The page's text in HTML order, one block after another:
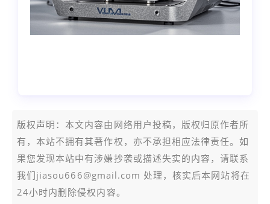
版权声明：本文内容由网络用户投稿，版权归原作者所
有，本站不拥有其著作权，亦不承担相应法律责任。如
果您发现本站中有涉嫌抄袭或描述失实的内容，请联系
我们jiasou666@gmail.com 处理，核实后本网站将在
24小时内删除侵权内容。